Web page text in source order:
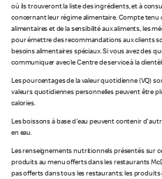
où ils trouveront la liste des ingrédients, et à
concernant leur régime alimentaire. Compte tenu
alimentaires et de la sensibilité aux aliments, les
pour émettre des recommandations aux clients
besoins alimentaires spéciaux. Si vous avez des
communiquer avec le Centre de service à la
Les pourcentages de la valeur quotidienne (VQ)
valeurs quotidiennes personnelles peuvent être
calories.
Les boissons à base d'eau peuvent contenir
en eau.
Les renseignements nutritionnels présentés sur
produits au menu offerts dans les restaurants
pas offerts dans tous les restaurants; les